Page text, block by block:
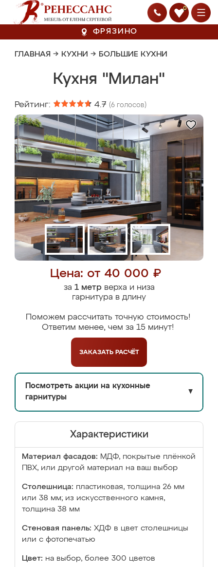
0
ФРЯЗИНО
ГЛАВНАЯ → КУХНИ → БОЛЬШИЕ КУХНИ
Кухня "Милан"
Рейтинг: 4.7 (6 голосов)
Цена: от 40 000 ₽
за 1 метрверха и низа
гарнитура в длину
Поможем рассчитать точную стоимость!
Ответим менее, чем за 15 минут!
ЗАКАЗАТЬ РАСЧЁТ
Посмотреть акции на кухонные
гарнитуры
▼
Характеристики
Материал фасадов: МДФ, покрытые плёнкой
ПВХ, или другой материал на ваш выбор
Столешница: пластиковая, толщина 26 мм
или 38 мм; из искусственного камня,
толщина 38 мм
Стеновая панель: ХДФ в цвет столешницы
или с фотопечатью
Цвет: на выбор, более 300 цветов